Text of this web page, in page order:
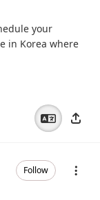
your
in Korea where
Follow